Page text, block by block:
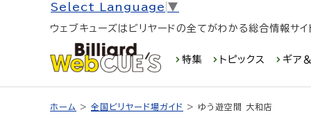
Select Language ▼
ウェブキューズはビリヤードの全てがわかる総合情報サイ
特集 トピックス ギア
ホーム > 全国ビリヤード場ガイド > ゆう遊空間 大和店